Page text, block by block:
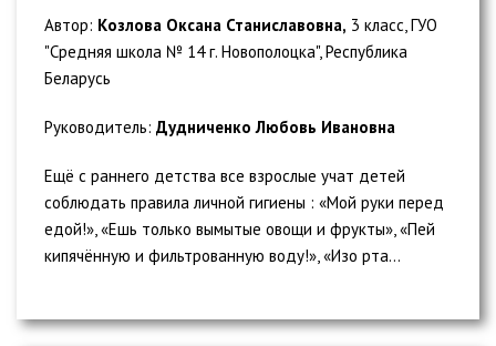
Автор: Козлова Оксана Станиславовна, 3 класс, ГУО
"Средняя школа № 14 г. Новополоцка", Республика
Беларусь
Руководитель: Дудниченко Любовь Ивановна
Ещё с раннего детства все взрослые учат детей
соблюдать правила личной гигиены : «Мой руки перед
едой!», «Ешь только вымытые овощи и фрукты», «Пей
кипячённую и фильтрованную воду!», «Изо рта...